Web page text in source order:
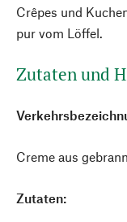
Crêpes und
pur vom Löffel.
Zutaten und
Creme aus
Zutaten: